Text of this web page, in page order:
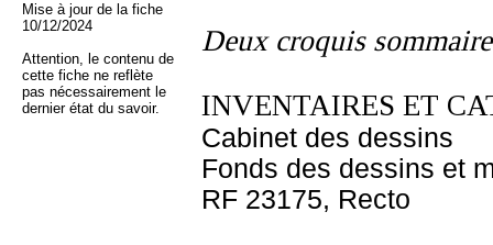
Mise à jour de la fiche
10/12/2024
Attention, le contenu de
cette fiche ne reflète
pas nécessairement le
dernier état du savoir.
Deux croquis
INVENTAIRES ET
Cabinet des dessins
Fonds des dessins et
RF 23175, Recto